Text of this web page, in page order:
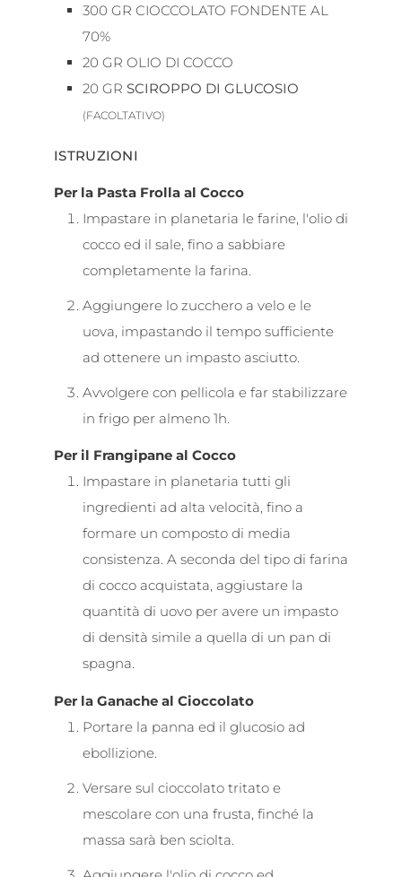
300 GR CIOCCOLATO FONDENTE AL
70%
20 GR OLIO DI COCCO
20 GR SCIROPPO DI GLUCOSIO
(FACOLTATIVO)
ISTRUZIONI
Per la Pasta Frolla al Cocco
Impastare in planetaria le farine, l'olio di
cocco ed il sale, fino a sabbiare
completamente la farina.
Aggiungere lo zucchero a velo e le
uova, impastando il tempo sufficiente
ad ottenere un impasto asciutto.
Avvolgere con pellicola e far stabilizzare
in frigo per almeno 1h.
Per il Frangipane al Cocco
Impastare in planetaria tutti gli
ingredienti ad alta velocità, fino a
formare un composto di media
consistenza. A seconda del tipo di farina
di cocco acquistata, aggiustare la
quantità di uovo per avere un impasto
di densità simile a quella di un pan di
spagna.
Per la Ganache al Cioccolato
Portare la panna ed il glucosio ad
ebollizione.
Versare sul cioccolato tritato e
mescolare con una frusta, finché la
massa sarà ben sciolta.